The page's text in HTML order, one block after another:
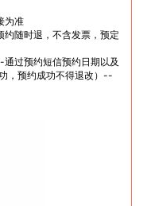
为准
随时退，不含发票，预定
过预约短信预约日期以及
，预约成功不得退改）--